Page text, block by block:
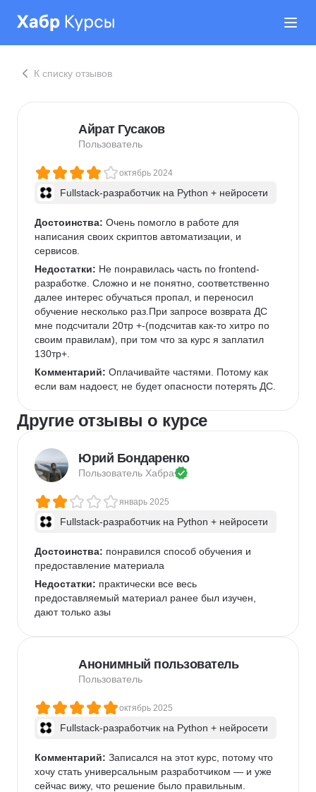
К списку отзывов
Айрат Гусаков
Пользователь
октябрь 2024
Fullstack-разработчик на Python + нейросети
Достоинства: Очень помогло в работе для
написания своих скриптов автоматизации, и
сервисов.
Недостатки: Не понравилась часть по frontend-
разработке. Сложно и не понятно, соответственно
далее интерес обучаться пропал, и переносил
обучение несколько раз.При запросе возврата ДС
мне подсчитали 20тр +-(подсчитав как-то хитро по
своим правилам), при том что за курс я заплатил
130тр+.
Комментарий: Оплачивайте частями. Потому как
если вам надоест, не будет опасности потерять ДС.
Другие отзывы о курсе
Юрий Бондаренко
Пользователь Хабра
январь 2025
Fullstack-разработчик на Python + нейросети
Достоинства: понравился способ обучения и
предоставление материала
Недостатки: практически все весь
предоставляемый материал ранее был изучен,
дают только азы
Анонимный пользователь
Пользователь
октябрь 2025
Fullstack-разработчик на Python + нейросети
Комментарий: Записался на этот курс, потому что
хочу стать универсальным разработчиком — и уже
сейчас вижу, что решение было правильным.